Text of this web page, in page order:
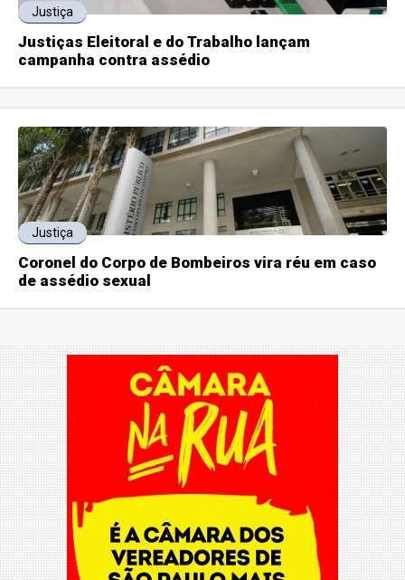
Justiça
Justiças Eleitoral e do Trabalho lançam
campanha contra assédio
Justiça
Coronel do Corpo de Bombeiros vira réu em caso
de assédio sexual